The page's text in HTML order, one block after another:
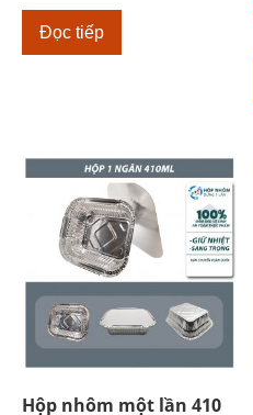
Đọc tiếp
Hộp nhôm một lần 410